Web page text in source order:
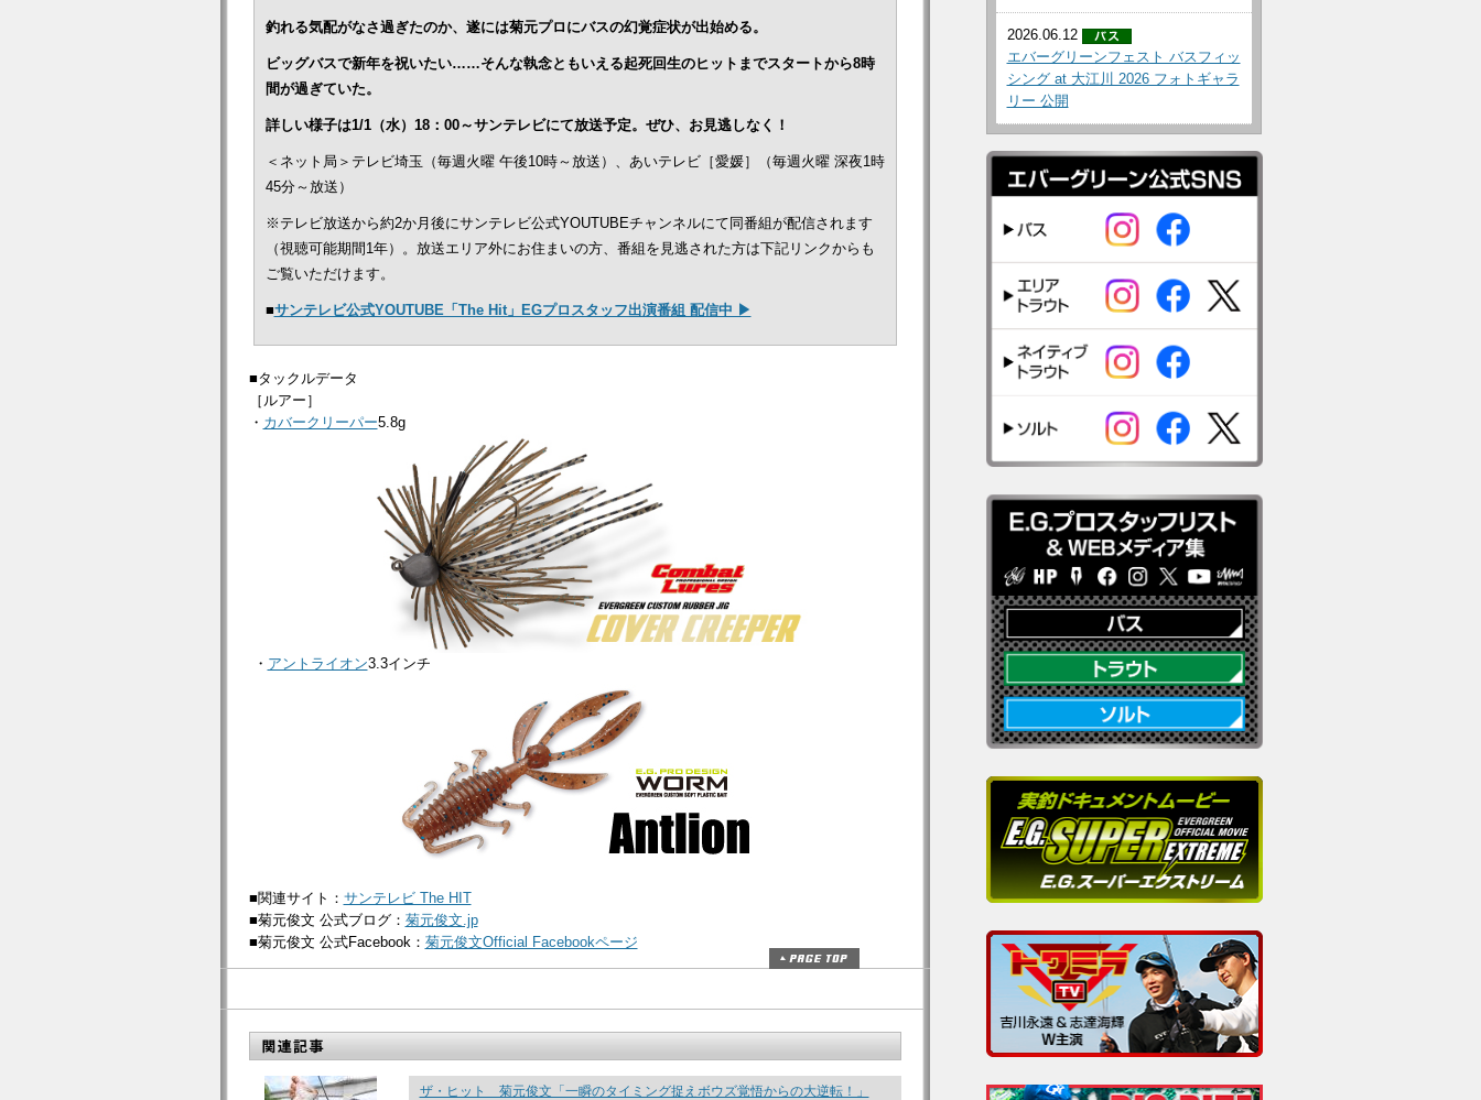
釣れる気配がなさ過ぎたのか、遂には菊元プロにバスの幻覚症状が出始める。
ビッグバスで新年を祝いたい……そんな執念ともいえる起死回生のヒットまでスタートから8時
間が過ぎていた。
詳しい様子は1/1（水）18：00～サンテレビにて放送予定。ぜひ、お見逃しなく！
＜ネット局＞テレビ埼玉（毎週火曜 午後10時～放送）、あいテレビ［愛媛］（毎週火曜 深夜1時
45分～放送）
※テレビ放送から約2か月後にサンテレビ公式YOUTUBEチャンネルにて同番組が配信されます
（視聴可能期間1年）。放送エリア外にお住まいの方、番組を見逃された方は下記リンクからも
ご覧いただけます。
■サンテレビ公式YOUTUBE「The Hit」EGプロスタッフ出演番組 配信中 ▶
■タックルデータ
［ルアー］
・ カバークリーパー5.8g
・ アントライオン3.3インチ
■関連サイト： サンテレビ The HIT
■菊元俊文 公式ブログ： 菊元俊文.jp
■菊元俊文 公式Facebook： 菊元俊文Official Facebookページ
ザ・ヒット 菊元俊文「一瞬のタイミング捉えボウズ覚悟からの大逆転！」
2026.06.12
エバーグリーンフェスト バスフィッ
シング at 大江川 2026 フォトギャラ
リー 公開